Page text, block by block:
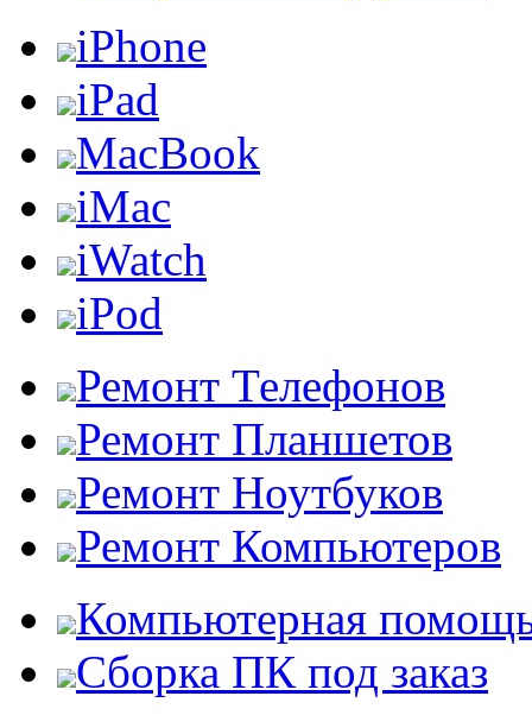
iPhone
iPad
MacBook
iMac
iWatch
iPod
Ремонт Телефонов
Ремонт Планшетов
Ремонт Ноутбуков
Ремонт Компьютеров
Компьютерная
Сборка ПК под заказ